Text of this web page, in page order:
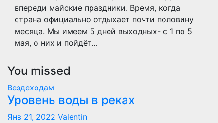
впереди майские праздники. Время, когда
страна официально отдыхает почти половину
месяца. Мы имеем 5 дней выходных- с 1 по 5
мая, о них и пойдёт…
You missed
Вездеходам
Уровень воды в реках
Янв 21, 2022 Valentin